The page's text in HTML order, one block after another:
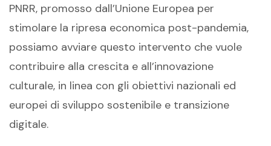
PNRR, promosso dall’Unione Europea per
stimolare la ripresa economica post-pandemia,
possiamo avviare questo intervento che vuole
contribuire alla crescita e all’innovazione
culturale, in linea con gli obiettivi nazionali ed
europei di sviluppo sostenibile e transizione
digitale.